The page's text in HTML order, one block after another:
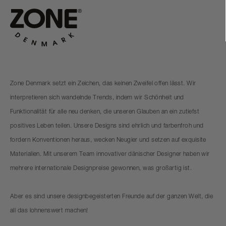
Zone Denmark setzt ein Zeichen, das keinen Zweifel offen lässt. Wir
interpretieren sich wandelnde Trends, indem wir Schönheit und
Funktionalität für alle neu denken, die unseren Glauben an ein zutiefst
positives Leben teilen. Unsere Designs sind ehrlich und farbenfroh und
fordern Konventionen heraus, wecken Neugier und setzen auf exquisite
Materialien. Mit unserem Team innovativer dänischer Designer haben wir
mehrere internationale Designpreise gewonnen, was großartig ist.
Aber es sind unsere designbegeisterten Freunde auf der ganzen Welt, die
all das lohnenswert machen!